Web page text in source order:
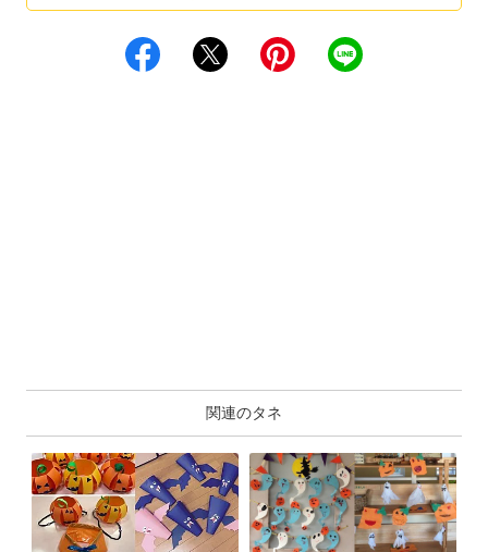
関連のタネ